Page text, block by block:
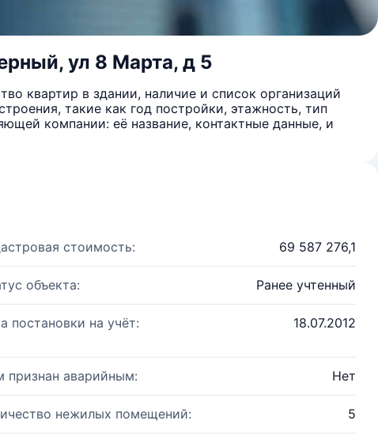
ул 8 Марта, д 5
квартир в здании, наличие и список организаций
такие как год постройки, этажность, тип
компании: её название, контактные данные, и
стоимость: 69 587 276,1
объекта: Ранее учтенный
постановки на учёт: 18.07.2012
признан аварийным: Нет
нежилых помещений: 5